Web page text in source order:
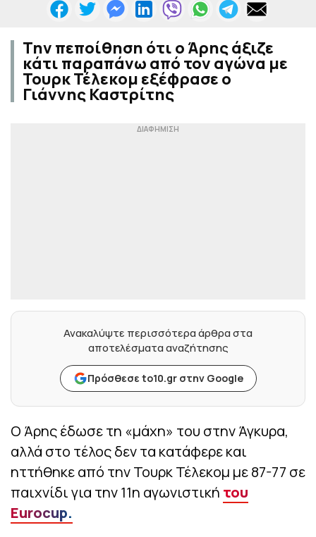
Την πεποίθηση ότι ο Άρης άξιζε
κάτι παραπάνω από τον αγώνα με
Τουρκ Τέλεκομ εξέφρασε ο
Γιάννης Καστρίτης
Ανακαλύψτε περισσότερα άρθρα στα
αποτελέσματα αναζήτησης
Πρόσθεσε to10.gr στην Google
Ο Άρης έδωσε τη «μάχη» του στην Άγκυρα,
αλλά στο τέλος δεν τα κατάφερε και
ηττήθηκε από την Τουρκ Τέλεκομ με 87-77 σε
παιχνίδι για την 11η αγωνιστική του
Eurocup.